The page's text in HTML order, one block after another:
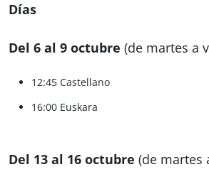
Días
Del 6 al 9 octubre (de martes a
12:45 Castellano
16:00 Euskara
Del 13 al 16 octubre (de martes